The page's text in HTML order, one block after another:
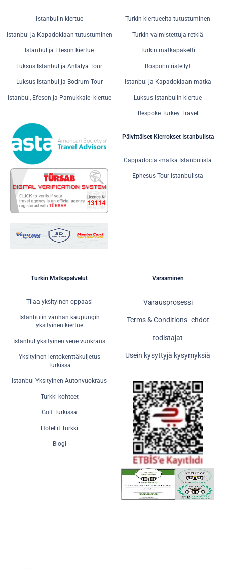
Istanbulin kiertue
Istanbul ja Kapadokiaan tutustuminen
Istanbul ja Efeson kiertue
Luksus Istanbul ja Antalya Tour
Luksus Istanbul ja Bodrum Tour
Istanbul, Efeson ja Pamukkale -kiertue
Turkin kiertueelta tutustuminen
Turkin valmistettuja retkiä
Turkin matkapaketti
Bosporin risteilyt
Istanbul ja Kapadokiaan matka
Luksus Istanbulin kiertue
Bespoke Turkey Travel
Päivittäiset Kierrokset Istanbulista
Cappadocia -matka Istanbulista
Ephesus Tour Istanbulista
Turkin Matkapalvelut
Tilaa yksityinen oppaasi
Istanbulin vanhan kaupungin
yksityinen kiertue
Istanbul yksityinen vene vuokraus
Yksityinen lentokenttäkuljetus
Turkissa
Istanbul Yksityinen Autonvuokraus
Turkki kohteet
Golf Turkissa
Hotellit Turkki
Blogi
Varaaminen
Varausprosessi
Terms & Conditions -ehdot
todistajat
Usein kysyttyjä kysymyksiä